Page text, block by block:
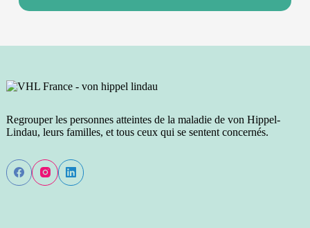
Regrouper les personnes atteintes de la maladie de von Hippel-
Lindau, leurs familles, et tous ceux qui se sentent concernés.